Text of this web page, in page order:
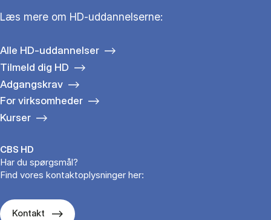
Læs mere om HD-uddannelserne:
Alle HD-uddannelser
Tilmeld dig HD
Adgangskrav
For virksomheder
Kurser
CBS HD
Har du spørgsmål?
Find vores kontaktoplysninger her:
Kontakt